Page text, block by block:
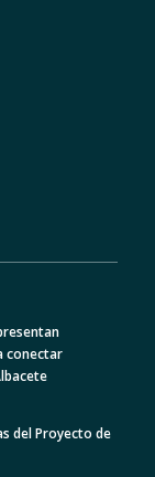
conectar
del Proyecto de